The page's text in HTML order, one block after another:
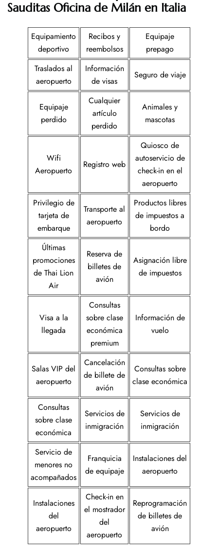
Sauditas Oficina de Milán en Italia
Equipamiento
deportivo
Recibos y
reembolsos
Equipaje
prepago
Traslados al
aeropuerto
Información
de visas
Seguro de viaje
Equipaje
perdido
Cualquier
artículo
perdido
Animales y
mascotas
Wifi
Aeropuerto
Registro web
Quiosco de
autoservicio de
check-in en el
aeropuerto
Privilegio de
tarjeta de
embarque
Transporte al
aeropuerto
Productos libres
de impuestos a
bordo
Últimas
promociones
de Thai Lion
Air
Reserva de
billetes de
avión
Asignación libre
de impuestos
Visa a la
llegada
Consultas
sobre clase
económica
premium
Información de
vuelo
Salas VIP del
aeropuerto
Cancelación
de billete de
avión
Consultas sobre
clase económica
Consultas
sobre clase
económica
Servicios de
inmigración
Servicios de
inmigración
Servicio de
menores no
acompañados
Franquicia
de equipaje
Instalaciones del
aeropuerto
Instalaciones
del
aeropuerto
Check-in en
el mostrador
del
aeropuerto
Reprogramación
de billetes de
avión